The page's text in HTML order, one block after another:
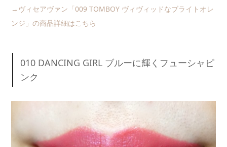
→ヴィセアヴァン「009 TOMBOY ヴィヴィッドなブライトオレ
ンジ」の商品詳細はこちら
010 DANCING GIRL ブルーに輝くフューシャピ
ンク